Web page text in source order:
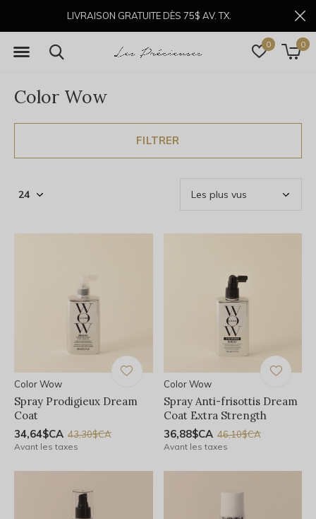
0 0
LIVRAISON GRATUITE DÈS 75$ AV. TX.
Color Wow
FILTRER
Color Wow
Spray Prodigieux Dream
Coat
34,64$CA 43,30$CA
Avant les taxes
Color Wow
Spray Anti-frisottis Dream
Coat Extra Strength
36,88$CA 46,10$CA
Avant les taxes